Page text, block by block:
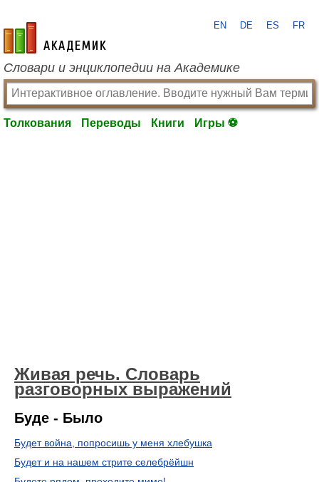
academic.ru
EN DE ES FR
Словари и энциклопедии на Академике
Толкования Переводы Книги Игры ⚽
Живая речь. Словарь
разговорных выражений
Буде - Было
Будет война, попросишь у меня хлебушка
Будет и на нашем стрите селебрёйшн